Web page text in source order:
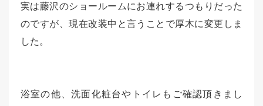
実は藤沢のショールームにお連れするつもりだった
のですが、現在改装中と言うことで厚木に変更しま
した。
浴室の他、洗面化粧台やトイレもご確認頂きまし